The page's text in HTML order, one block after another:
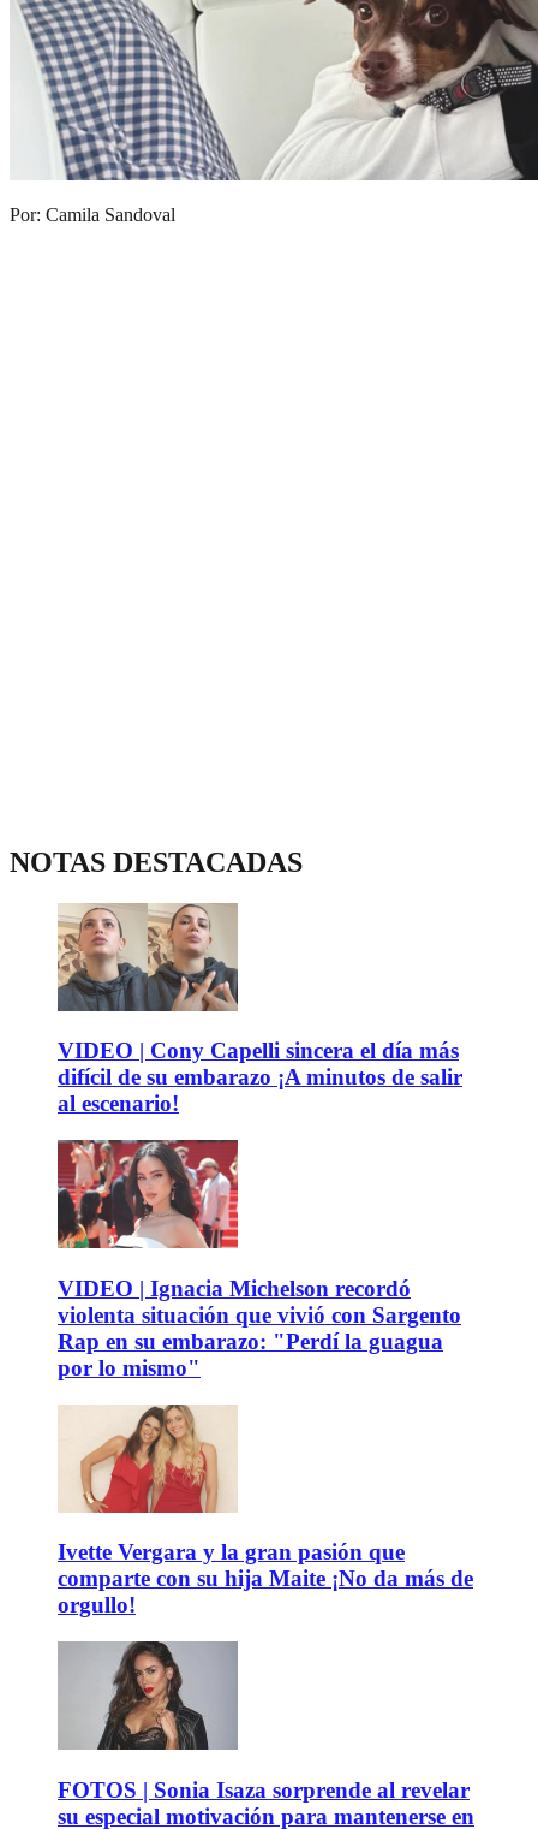
Por: Camila Sandoval
NOTAS DESTACADAS
VIDEO | Cony Capelli sincera el día más
difícil de su embarazo ¡A minutos de salir
al escenario!
VIDEO | Ignacia Michelson recordó
violenta situación que vivió con Sargento
Rap en su embarazo: "Perdí la guagua
por lo mismo"
Ivette Vergara y la gran pasión que
comparte con su hija Maite ¡No da más de
orgullo!
FOTOS | Sonia Isaza sorprende al revelar
su especial motivación para mantenerse en